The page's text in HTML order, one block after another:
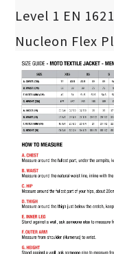
Level 1 EN
Nucleon Flex